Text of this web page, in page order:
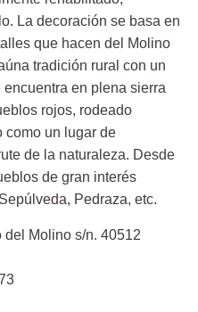
La decoración se basa en
que hacen del Molino
tradición rural con un
en plena sierra
rojos, rodeado
como un lugar de
de la naturaleza. Desde
de gran interés
Pedraza, etc.
del Molino s/n. 40512